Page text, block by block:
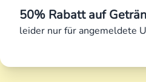
50% Rabatt auf
leider nur für angemeldete